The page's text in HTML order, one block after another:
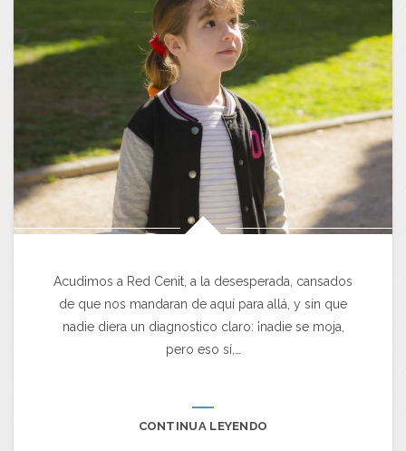
Acudimos a Red Cenit, a la desesperada, cansados
de que nos mandaran de aquí para allá, y sin que
nadie diera un diagnostico claro: ¡nadie se moja,
pero eso sí,…
CONTINUA LEYENDO